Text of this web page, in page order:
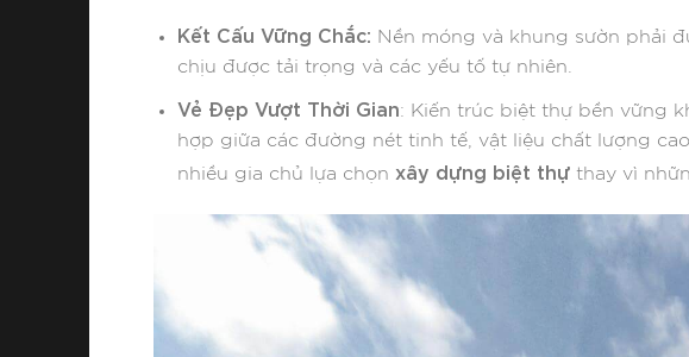
Kết Cấu Vững Chắc: Nền móng và khung sườn phải
chịu được tải trọng và các yếu tố tự nhiên.
Vẻ Đẹp Vượt Thời Gian: Kiến trúc biệt thự bền vững
hợp giữa các đường nét tinh tế, vật liệu chất lượng
nhiều gia chủ lựa chọnxây dựng biệt thự thay vì